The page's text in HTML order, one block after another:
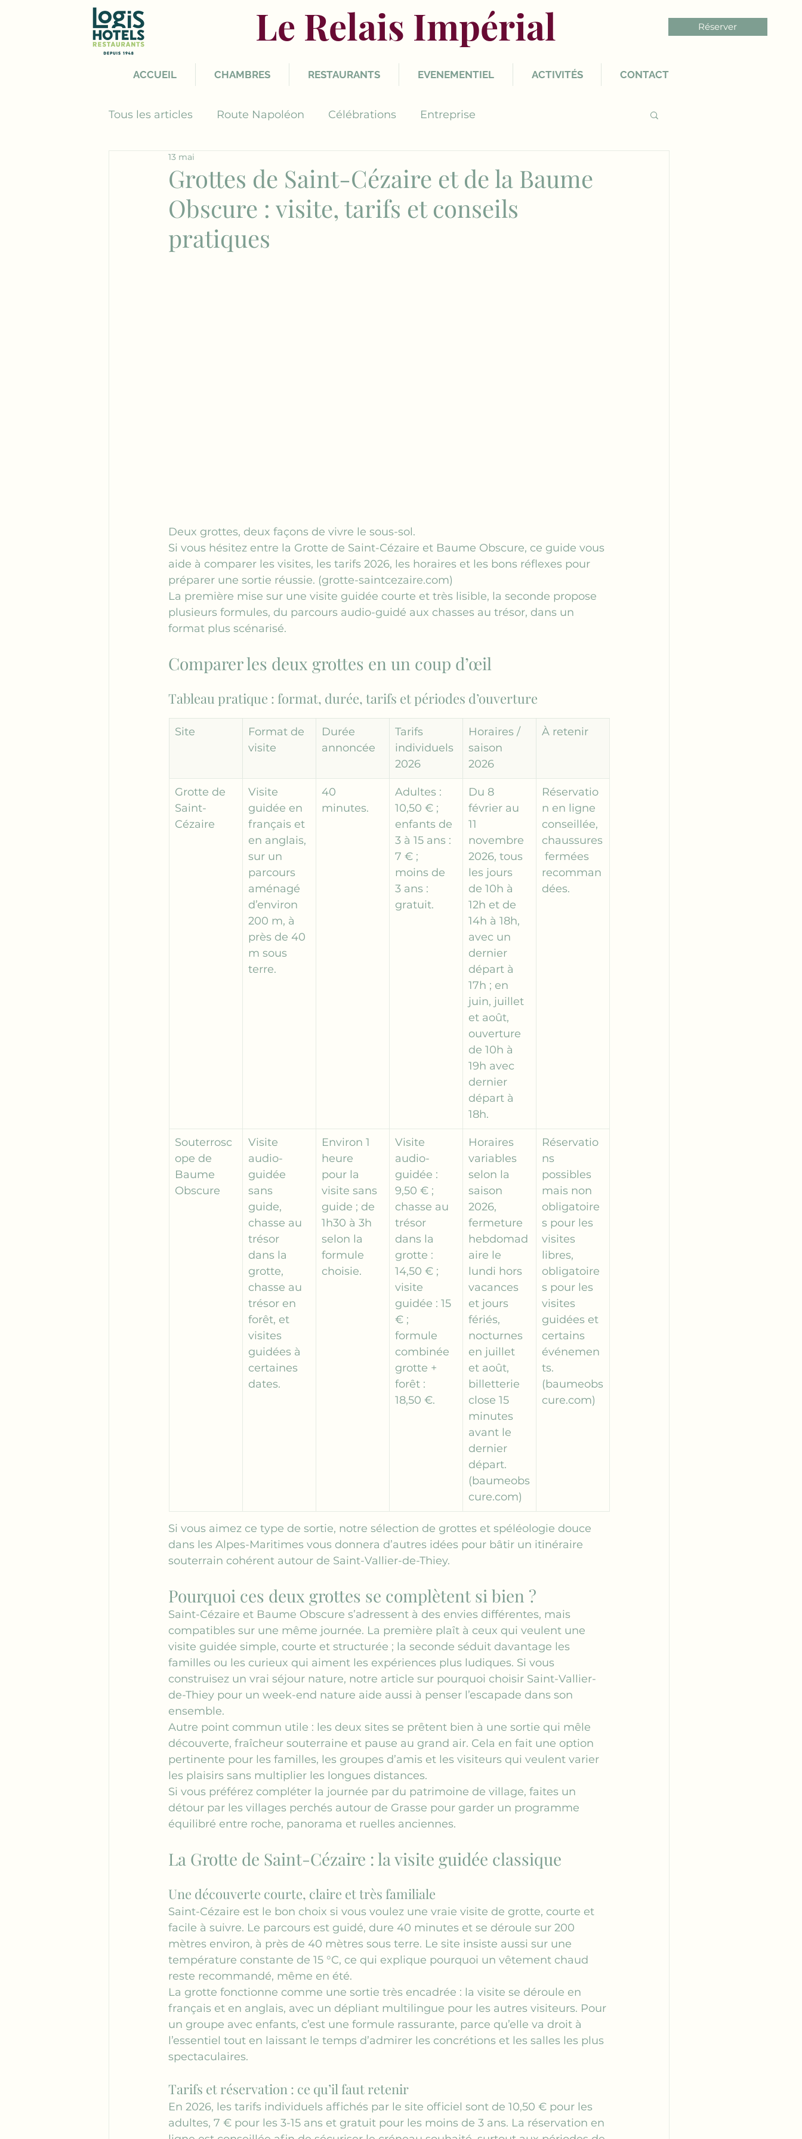
Le Relais Impérial Réserver
ACCUEIL CHAMBRES RESTAURANTS EVENEMENTIEL ACTIVITÉS CONTACT
Tous les articles Route Napoléon Célébrations Entreprise
Grottes de Saint-Cézaire et de la Baume
Obscure : visite, tarifs et conseils
pratiques
13 mai
Deux grottes, deux façons de vivre le sous-sol.
Si vous hésitez entre la Grotte de Saint-Cézaire et Baume Obscure, ce guide vous
aide à comparer les visites, les tarifs 2026, les horaires et les bons réflexes pour
préparer une sortie réussie. (grotte-saintcezaire.com)
La première mise sur une visite guidée courte et très lisible, la seconde propose
plusieurs formules, du parcours audio-guidé aux chasses au trésor, dans un
format plus scénarisé.
Comparer les deux grottes en un coup d’œil
Tableau pratique : format, durée, tarifs et périodes d’ouverture
Site
Format de
visite
Durée
annoncée
Tarifs
individuels
2026
Horaires /
saison
2026
À retenir
Grotte de
Saint-
Cézaire
Visite
guidée en
français et
en anglais,
sur un
parcours
aménagé
d’environ
200 m, à
près de 40
m sous
terre.
40
minutes.
Adultes :
10,50 € ;
enfants de
3 à 15 ans :
7 € ;
moins de
3 ans :
gratuit.
Du 8
février au
11
novembre
2026, tous
les jours
de 10h à
12h et de
14h à 18h,
avec un
dernier
départ à
17h ; en
juin, juillet
et août,
ouverture
de 10h à
19h avec
dernier
départ à
18h.
Réservatio
n en ligne
conseillée,
chaussures
fermées
recomman
dées.
Souterrosc
ope de
Baume
Obscure
Visite
audio-
guidée
sans
guide,
chasse au
trésor
dans la
grotte,
chasse au
trésor en
forêt, et
visites
guidées à
certaines
dates.
Environ 1
heure
pour la
visite sans
guide ; de
1h30 à 3h
selon la
formule
choisie.
Visite
audio-
guidée :
9,50 € ;
chasse au
trésor
dans la
grotte :
14,50 € ;
visite
guidée : 15
€ ;
formule
combinée
grotte +
forêt :
18,50 €.
Horaires
variables
selon la
saison
2026,
fermeture
hebdomad
aire le
lundi hors
vacances
et jours
fériés,
nocturnes
en juillet
et août,
billetterie
close 15
minutes
avant le
dernier
départ.
(baumeobs
cure.com)
Réservatio
ns
possibles
mais non
obligatoire
s pour les
visites
libres,
obligatoire
s pour les
visites
guidées et
certains
événemen
ts.
(baumeobs
cure.com)
Si vous aimez ce type de sortie, notre sélection de grottes et spéléologie douce
dans les Alpes-Maritimes vous donnera d’autres idées pour bâtir un itinéraire
souterrain cohérent autour de Saint-Vallier-de-Thiey.
Pourquoi ces deux grottes se complètent si bien ?
Saint-Cézaire et Baume Obscure s’adressent à des envies différentes, mais
compatibles sur une même journée. La première plaît à ceux qui veulent une
visite guidée simple, courte et structurée ; la seconde séduit davantage les
familles ou les curieux qui aiment les expériences plus ludiques. Si vous
construisez un vrai séjour nature, notre article sur pourquoi choisir Saint-Vallier-
de-Thiey pour un week-end nature aide aussi à penser l’escapade dans son
ensemble.
Autre point commun utile : les deux sites se prêtent bien à une sortie qui mêle
découverte, fraîcheur souterraine et pause au grand air. Cela en fait une option
pertinente pour les familles, les groupes d’amis et les visiteurs qui veulent varier
les plaisirs sans multiplier les longues distances.
Si vous préférez compléter la journée par du patrimoine de village, faites un
détour par les villages perchés autour de Grasse pour garder un programme
équilibré entre roche, panorama et ruelles anciennes.
La Grotte de Saint-Cézaire : la visite guidée classique
Une découverte courte, claire et très familiale
Saint-Cézaire est le bon choix si vous voulez une vraie visite de grotte, courte et
facile à suivre. Le parcours est guidé, dure 40 minutes et se déroule sur 200
mètres environ, à près de 40 mètres sous terre. Le site insiste aussi sur une
température constante de 15 °C, ce qui explique pourquoi un vêtement chaud
reste recommandé, même en été.
La grotte fonctionne comme une sortie très encadrée : la visite se déroule en
français et en anglais, avec un dépliant multilingue pour les autres visiteurs. Pour
un groupe avec enfants, c’est une formule rassurante, parce qu’elle va droit à
l’essentiel tout en laissant le temps d’admirer les concrétions et les salles les plus
spectaculaires.
Tarifs et réservation : ce qu’il faut retenir
En 2026, les tarifs individuels affichés par le site officiel sont de 10,50 € pour les
adultes, 7 € pour les 3-15 ans et gratuit pour les moins de 3 ans. La réservation en